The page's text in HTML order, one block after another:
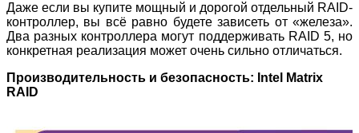
Даже если вы купите мощный и дорогой отдельный RAID-
контроллер, вы всё равно будете зависеть от «железа».
Два разных контроллера могут поддерживать RAID 5, но
конкретная реализация может очень сильно отличаться.
Производительность и безопасность: Intel Matrix
RAID